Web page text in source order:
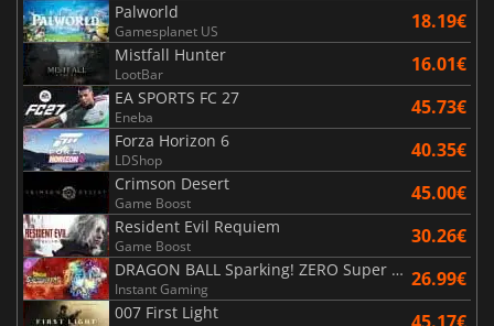
Palworld
Gamesplanet US 18.19€
Mistfall Hunter
LootBar 16.01€
EA SPORTS FC 27
Eneba 45.73€
Forza Horizon 6
LDShop 40.35€
Crimson Desert
Game Boost 45.00€
Resident Evil Requiem
Game Boost 30.26€
DRAGON BALL Sparking! ZERO Super Limit Breaking NEO
Instant Gaming 26.99€
007 First Light